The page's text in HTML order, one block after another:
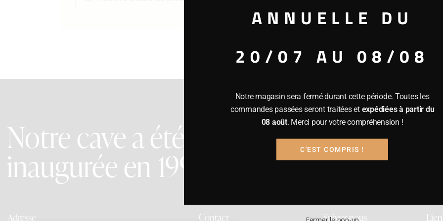
Notre cave a été
inaugurée en 1991
Adresse Contact Suivez-nous
ANNUELLE DU
20/07 AU 08/08
Notre magasin sera fermé durant cette période. Toutes les
commandes passées seront traitées et expédiées à partir du
08 août. Merci pour votre compréhension !
C'EST COMPRIS !